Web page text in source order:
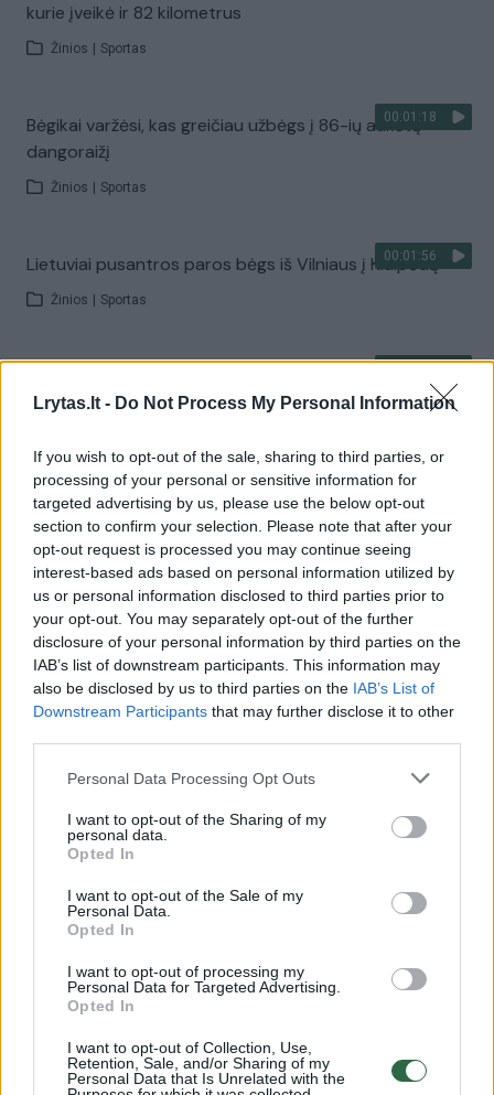
Lrytas.lt - Do Not Process My Personal Information
If you wish to opt-out of the sale, sharing to third parties, or
processing of your personal or sensitive information for
targeted advertising by us, please use the below opt-out
section to confirm your selection. Please note that after your
opt-out request is processed you may continue seeing
interest-based ads based on personal information utilized by
us or personal information disclosed to third parties prior to
your opt-out. You may separately opt-out of the further
disclosure of your personal information by third parties on the
IAB’s list of downstream participants. This information may
also be disclosed by us to third parties on the IAB’s List of
Downstream Participants that may further disclose it to other
Personal Data Processing Opt Outs
I want to opt-out of the Sharing of my
personal data.
Opted In
I want to opt-out of the Sale of my
Personal Data.
Opted In
I want to opt-out of processing my
Personal Data for Targeted Advertising.
Opted In
I want to opt-out of Collection, Use,
Retention, Sale, and/or Sharing of my
Personal Data that Is Unrelated with the
kurie įveikė ir 82 kilometrus
Žinios Sportas
00:01:18
Bėgikai varžėsi, kas greičiau užbėgs į 86-ių aukštų
dangoraižį
Žinios Sportas
00:01:56
Lietuviai pusantros paros bėgs iš Vilniaus į Klaipėdą
Žinios Sportas
pakitimus ateityje
00:01:22
Andų kalnuose – itin sudėtingos bėgimo varžybos
mirties keliu
Žinios | Sportas
00:01:25
Moters vairavimas sukėlė pykčio bangą: užsipuolė visa
minia
Žinios | Auto
00:00:19
„Aklasis“ nutrūktgalvių bėgimas baigėsi ne itin smagiai
Žinios | Pramogos
00:02:08
Iškilmingoje ceremonijoje dalyvavę vilniečiai siekė
rekordų
Žinios | Sportas
7 tūkstančiai bėgikų skrodė sostinės senamiesčio
gatvėmis